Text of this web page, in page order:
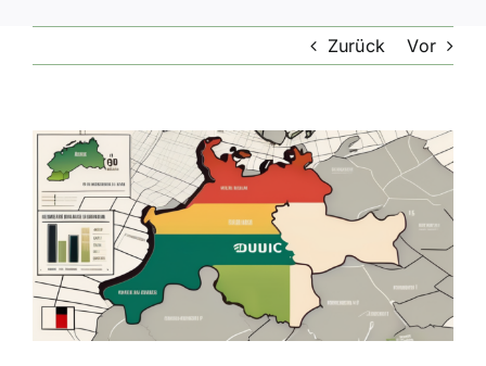
Zurück Vor
Zeige
grösseres
Bild